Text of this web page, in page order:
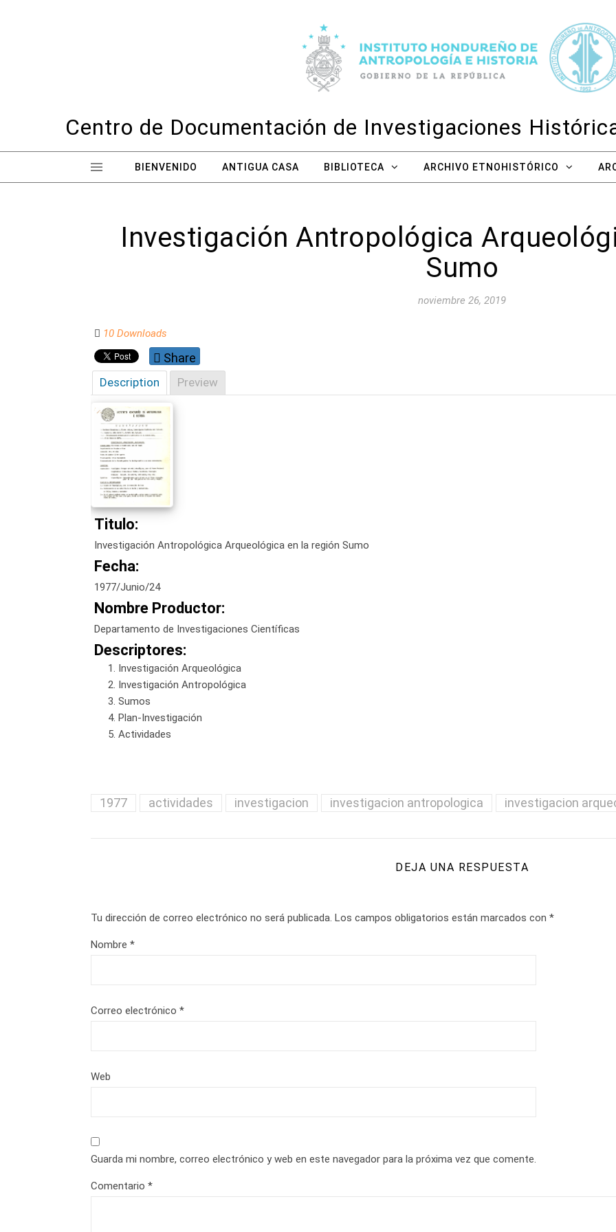
Centro de Documentación de Investigaciones
BIENVENIDO ANTIGUA CASA BIBLIOTECA ARCHIVO ETNOHISTÓRICO
Investigación Antropológica
Sumo
noviembre 26, 2019
10 Downloads
Share
Description Preview
Titulo:
Investigación Antropológica Arqueológica en la región Sumo
Fecha:
1977/Junio/24
Nombre Productor:
Departamento de Investigaciones Científicas
Descriptores:
Investigación Arqueológica
Investigación Antropológica
Sumos
Plan-Investigación
Actividades
1977 actividades investigacion investigacion antropologica investigacion
DEJA UNA RESPUESTA
Tu dirección de correo electrónico no será publicada. Los campos obligatorios están marcados con *
Nombre *
Correo electrónico *
Web
Guarda mi nombre, correo electrónico y web en este navegador para la próxima vez que comente.
Comentario *